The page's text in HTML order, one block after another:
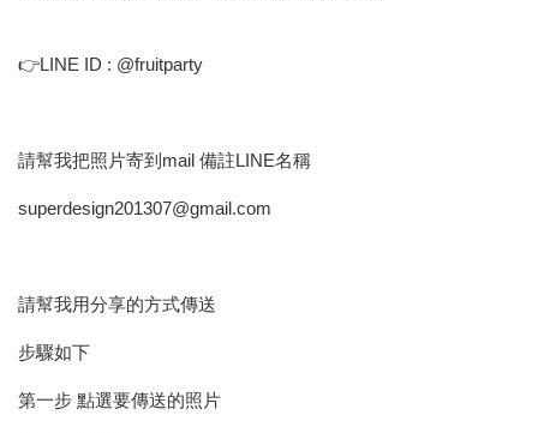
👉LINE ID : @fruitparty
請幫我把照片寄到mail 備註LINE名稱
superdesign201307@gmail.com
請幫我用分享的方式傳送
步驟如下
第一步 點選要傳送的照片